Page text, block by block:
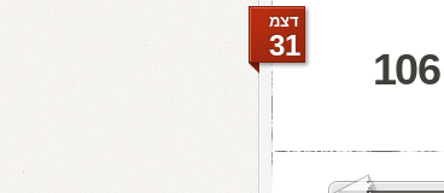
לועזיים שנתיים ברדיו קסם, 106
דצמ
31